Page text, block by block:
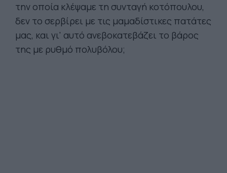
την οποία κλέψαμε τη συνταγή κοτόπουλου,
δεν το σερβίρει με τις μαμαδίστικες πατάτες
μας, και γι' αυτό ανεβοκατεβάζει το βάρος
της με ρυθμό πολυβόλου;